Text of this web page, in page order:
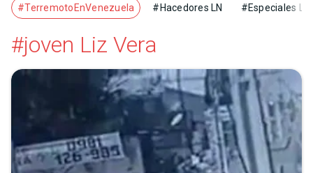
#TerremotoEnVenezuela #Hacedores LN #Especiales LN
#joven Liz Vera